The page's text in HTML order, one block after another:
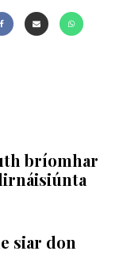
bríomhar
siar don